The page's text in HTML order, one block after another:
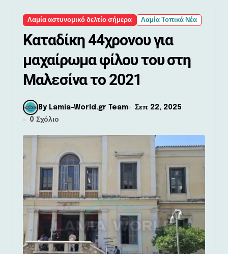
Λαμία αστυνομικό δελτίο σήμερα Λαμία Τοπικά Νέα
Καταδίκη 44χρονου για
μαχαίρωμα φίλου του στη
Μαλεσίνα το 2021
By Lamia-World.gr Team
Σεπ 22, 2025
0 Σχόλιο